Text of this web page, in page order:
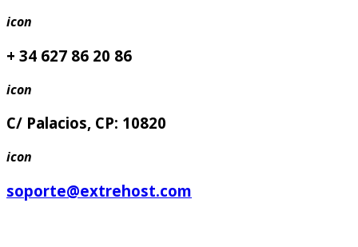
icon
+ 34 627 86 20 86
icon
C/ Palacios, CP: 10820
icon
soporte@extrehost.com